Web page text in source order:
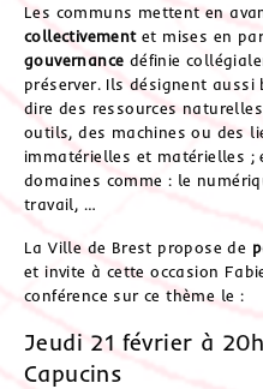
Les communs mettent en
collectivementet mises en
gouvernance définie
préserver. Ils désignent aussi
dire des ressources
outils, des machines ou des
immatérielles et matérielles ;
domaines comme : le
travail, …
La Ville de Brest propose de
et invite à cette occasion
conférence sur ce thème le :
Jeudi 21 février à
Capucins